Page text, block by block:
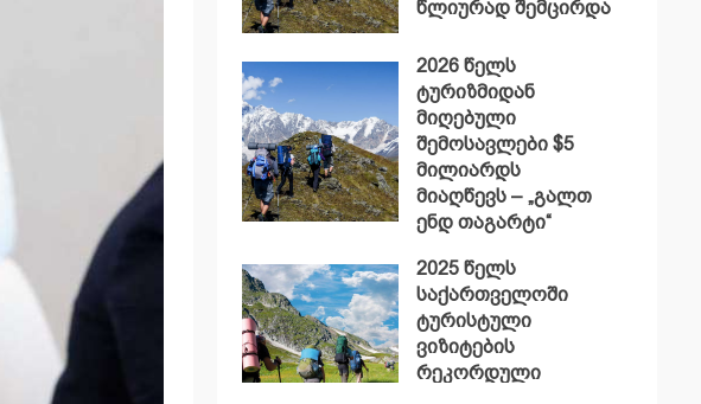
წლიურად შემცირდა
2026 წელს
ტურიზმიდან
მიღებული
შემოსავლები $5
მილიარდს
მიაღწევს – „გალთ
ენდ თაგარტი“
2025 წელს
საქართველოში
ტურისტული
ვიზიტების
რეკორდული